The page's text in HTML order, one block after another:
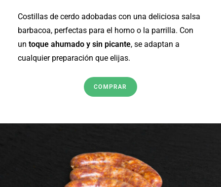
Costillas de cerdo adobadas con una deliciosa salsa
barbacoa, perfectas para el horno o la parrilla. Con
un toque ahumado y sin picante, se adaptan a
cualquier preparación que elijas.
COMPRAR